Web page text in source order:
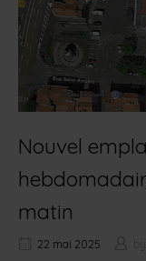
Nouvel
matin
22 mai 2025